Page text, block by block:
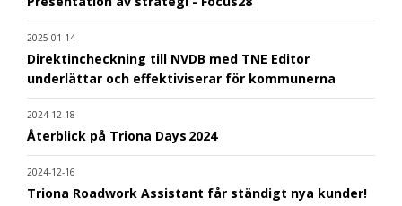
2025-01-14
Direktincheckning till NVDB med TNE Editor
underlättar och effektiviserar för kommunerna
2024-12-18
Återblick på Triona Days 2024
2024-12-16
Triona Roadwork Assistant får ständigt nya kunder!